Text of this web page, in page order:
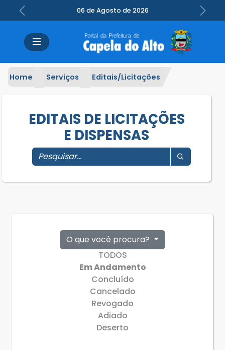
06 de Agosto de 2026
Previous Next
Home Serviços Editais/Licitações
EDITAIS DE LICITAÇÕES
E DISPENSAS
O que você procura?
TODOS
Em Andamento
Concluído
Cancelado
Revogado
Adiado
Deserto